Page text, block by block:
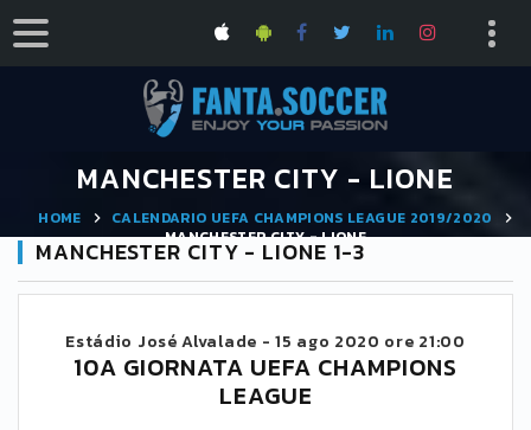
MANCHESTER CITY - LIONE
HOME
CALENDARIO UEFA CHAMPIONS LEAGUE 2019/2020
MANCHESTER CITY - LIONE
MANCHESTER CITY - LIONE 1-3
Estádio José Alvalade -15 ago 2020 ore 21:00
10A GIORNATA UEFA CHAMPIONS
LEAGUE